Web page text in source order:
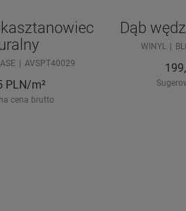
AVSPT40029
PLN/m²
cena brutto
Dąb
WINYL